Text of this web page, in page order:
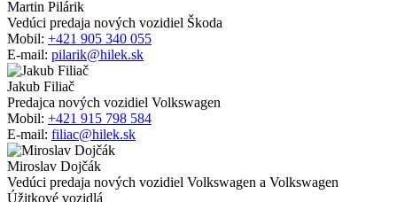
Martin Pilárik
Vedúci predaja nových vozidiel Škoda
Mobil: +421 905 340 055
E-mail: pilarik@hilek.sk
Jakub Filiač
Predajca nových vozidiel Volkswagen
Mobil: +421 915 798 584
E-mail: filiac@hilek.sk
Miroslav Dojčák
Vedúci predaja nových vozidiel Volkswagen a Volkswagen
Úžitkové vozidlá